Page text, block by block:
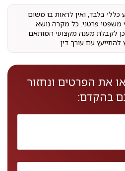
כללי בלבד, ואין לראות בו משום
משפטי פרטני. כל מקרה נושא
לקבלת מענה מקצועי המותאם
עם עורך דין.
את הפרטים ונחזור
בהקדם: